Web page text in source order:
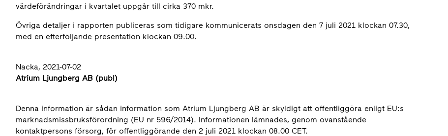
värdeförändringar i kvartalet uppgår till cirka 370 mkr.
Övriga detaljer i rapporten publiceras som tidigare kommunicerats onsdagen den 7 juli 2021 klockan 07.30,
med en efterföljande presentation klockan 09.00.
Nacka, 2021-07-02
Atrium Ljungberg AB (publ)
Denna information är sådan information som Atrium Ljungberg AB är skyldigt att offentliggöra enligt EU:s
marknadsmissbruksförordning (EU nr 596/2014). Informationen lämnades, genom ovanstående
kontaktpersons försorg, för offentliggörande den 2 juli 2021 klockan 08.00 CET.